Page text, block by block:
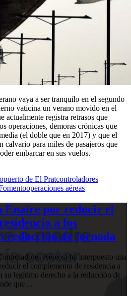
vaya a ser tranquilo en el segundo
vaticina un verano movido en el
actualmente registra retrasos que
operaciones, demoras crónicas que
(el doble que en 2017) y que el
calvario para miles de pasajeros que
embarcar en sus vuelos.
de El Pratcontroladores
operaciones aéreas
Enaire por reducir el
a los
reducción de jornada
Aéreos) ha interpuesto una
el complemento de residencia a
su legítimo derecho a la reducción de
que…